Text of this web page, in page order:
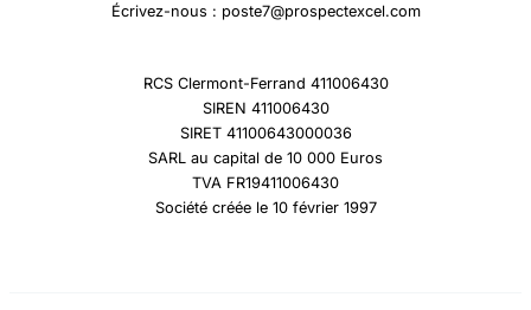
Écrivez-nous : poste7@prospectexcel.com
RCS Clermont-Ferrand 411006430
SIREN 411006430
SIRET 41100643000036
SARL au capital de 10 000 Euros
TVA FR19411006430
Société créée le 10 février 1997